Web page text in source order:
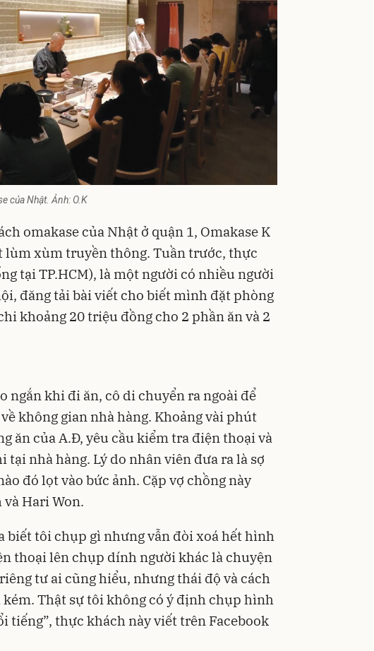
của Nhật. Ảnh: O.K
omakase của Nhật ở quận 1, Omakase K
lùm xùm truyền thông. Tuần trước, thực
tại TP.HCM), là một người có nhiều người
đăng tải bài viết cho biết mình đặt phòng
khoảng 20 triệu đồng cho 2 phần ăn và 2
ngắn khi đi ăn, cô di chuyển ra ngoài để
không gian nhà hàng. Khoảng vài phút
ăn của A.Đ, yêu cầu kiểm tra điện thoại và
tại nhà hàng. Lý do nhân viên đưa ra là sợ
đó lọt vào bức ảnh. Cặp vợ chồng này
Hari Won.
biết tôi chụp gì nhưng vẫn đòi xoá hết hình
thoại lên chụp dính người khác là chuyện
tư ai cũng hiểu, nhưng thái độ và cách
Thật sự tôi không có ý định chụp hình
tiếng”, thực khách này viết trên Facebook